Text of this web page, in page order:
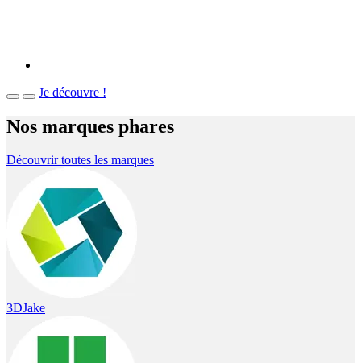
Je découvre !
Nos marques phares
Découvrir toutes les marques
3DJake